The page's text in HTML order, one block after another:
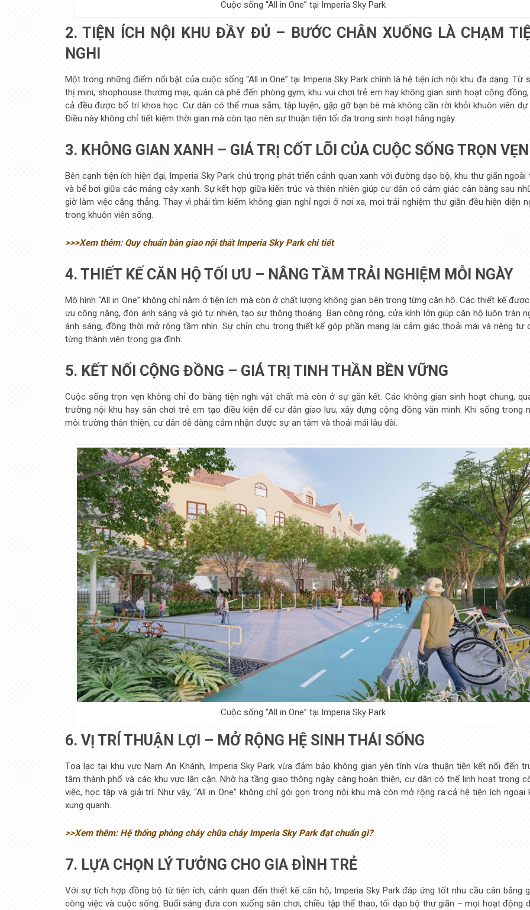
Cuộc sống “All in One” tại Imperia Sky Park
2. TIỆN ÍCH NỘI KHU ĐẦY ĐỦ – BƯỚC CHÂN XUỐNG LÀ CHẠM
NGHI
Một trong những điểm nổi bật của cuộc sống “All in One” tại Imperia Sky Park chính là hệ tiện ích nội khu đa dạng. Từ
thị mini, shophouse thương mại, quán cà phê đến phòng gym, khu vui chơi trẻ em hay không gian sinh hoạt cộng
cả đều được bố trí khoa học. Cư dân có thể mua sắm, tập luyện, gặp gỡ bạn bè mà không cần rời khỏi khuôn viên dự
Điều này không chỉ tiết kiệm thời gian mà còn tạo nên sự thuận tiện tối đa trong sinh hoạt hằng ngày.
3. KHÔNG GIAN XANH – GIÁ TRỊ CỐT LÕI CỦA CUỘC SỐNG TRỌN VẸN
Bên cạnh tiện ích hiện đại, Imperia Sky Park chú trọng phát triển cảnh quan xanh với đường dạo bộ, khu thư giãn ngoài
và bể bơi giữa các mảng cây xanh. Sự kết hợp giữa kiến trúc và thiên nhiên giúp cư dân có cảm giác cân bằng sau
giờ làm việc căng thẳng. Thay vì phải tìm kiếm không gian nghỉ ngơi ở nơi xa, mọi trải nghiệm thư giãn đều hiện diện
trong khuôn viên sống.
>>>Xem thêm: Quy chuẩn bàn giao nội thất Imperia Sky Park chi tiết
4. THIẾT KẾ CĂN HỘ TỐI ƯU – NÂNG TẦM TRẢI NGHIỆM MỖI NGÀY
Mô hình “All in One” không chỉ nằm ở tiện ích mà còn ở chất lượng không gian bên trong từng căn hộ. Các thiết kế
ưu công năng, đón ánh sáng và gió tự nhiên, tạo sự thông thoáng. Ban công rộng, cửa kính lớn giúp căn hộ luôn tràn
ánh sáng, đồng thời mở rộng tầm nhìn. Sự chỉn chu trong thiết kế góp phần mang lại cảm giác thoải mái và riêng tư
từng thành viên trong gia đình.
5. KẾT NỐI CỘNG ĐỒNG – GIÁ TRỊ TINH THẦN BỀN VỮNG
Cuộc sống trọn vẹn không chỉ đo bằng tiện nghi vật chất mà còn ở sự gắn kết. Các không gian sinh hoạt chung,
trường nội khu hay sân chơi trẻ em tạo điều kiện để cư dân giao lưu, xây dựng cộng đồng văn minh. Khi sống trong
môi trường thân thiện, cư dân dễ dàng cảm nhận được sự an tâm và thoải mái lâu dài.
Cuộc sống “All in One” tại Imperia Sky Park
6. VỊ TRÍ THUẬN LỢI – MỞ RỘNG HỆ SINH THÁI SỐNG
Tọa lạc tại khu vực Nam An Khánh, Imperia Sky Park vừa đảm bảo không gian yên tĩnh vừa thuận tiện kết nối đến
tâm thành phố và các khu vực lân cận. Nhờ hạ tầng giao thông ngày càng hoàn thiện, cư dân có thể linh hoạt trong
việc, học tập và giải trí. Như vậy, “All in One” không chỉ gói gọn trong nội khu mà còn mở rộng ra cả hệ tiện ích ngoại
xung quanh.
>>Xem thêm: Hệ thống phòng cháy chữa cháy Imperia Sky Park đạt chuẩn gì?
7. LỰA CHỌN LÝ TƯỞNG CHO GIA ĐÌNH TRẺ
Với sự tích hợp đồng bộ từ tiện ích, cảnh quan đến thiết kế căn hộ, Imperia Sky Park đáp ứng tốt nhu cầu cân bằng
công việc và cuộc sống. Buổi sáng đưa con xuống sân chơi, chiều tập thể thao, tối dạo bộ thư giãn – mọi hoạt động